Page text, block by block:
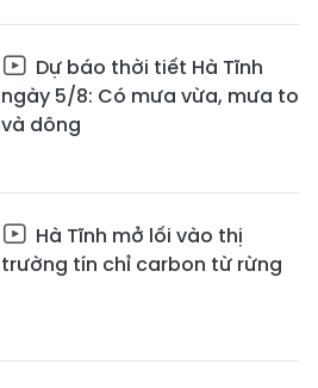
Dự báo thời tiết Hà Tĩnh
ngày 5/8: Có mưa vừa, mưa to
và dông
Hà Tĩnh mở lối vào thị
trường tín chỉ carbon từ rừng